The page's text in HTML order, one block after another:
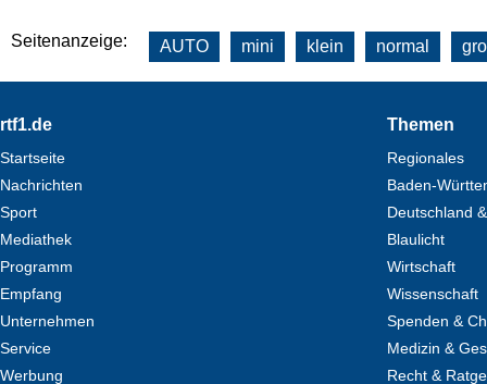
Seitenanzeige: AUTO mini klein normal
Footer
rtf1.de
Startseite
Nachrichten
Sport
Mediathek
Programm
Empfang
Unternehmen
Service
Werbung
Themen
Regionales
Baden-
Deutschland
Blaulicht
Wirtschaft
Wissenschaft
Spenden &
Medizin &
Recht &